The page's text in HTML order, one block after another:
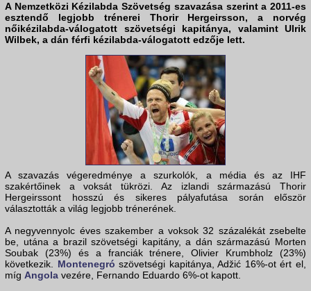
A Nemzetközi Kézilabda Szövetség szavazása szerint a 2011-es
esztendő legjobb trénerei Thorir Hergeirsson, a norvég
nőikézilabda-válogatott szövetségi kapitánya, valamint Ulrik
Wilbek, a dán férfi kézilabda-válogatott edzője lett.
A szavazás végeredménye a szurkolók, a média és az IHF
szakértőinek a voksát tükrözi. Az izlandi származású Thorir
Hergeirssont hosszú és sikeres pályafutása során először
választották a világ legjobb trénerének.
A negyvennyolc éves szakember a voksok 32 százalékát zsebelte
be, utána a brazil szövetségi kapitány, a dán származású Morten
Soubak (23%) és a franciák trénere, Olivier Krumbholz (23%)
következik. Montenegró szövetségi kapitánya, Adžić 16%-ot ért el,
míg Angola vezére, Fernando Eduardo 6%-ot kapott.